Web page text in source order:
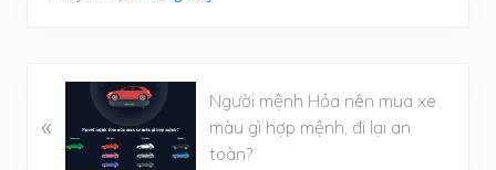
à
«
Người mệnh Hỏa nên mua xe
màu gì hợp mệnh, đi lại an
toàn?